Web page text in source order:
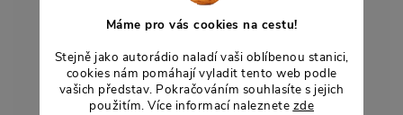
Máme pro vás cookies na cestu!
Stejně jako autorádio naladí vaši oblíbenou stanici,
cookies nám pomáhají vyladit tento web podle
vašich představ. Pokračováním souhlasíte s jejich
použitím. Více informací naleznete zde